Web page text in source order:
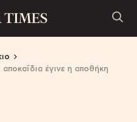
έγινε η αποθήκη